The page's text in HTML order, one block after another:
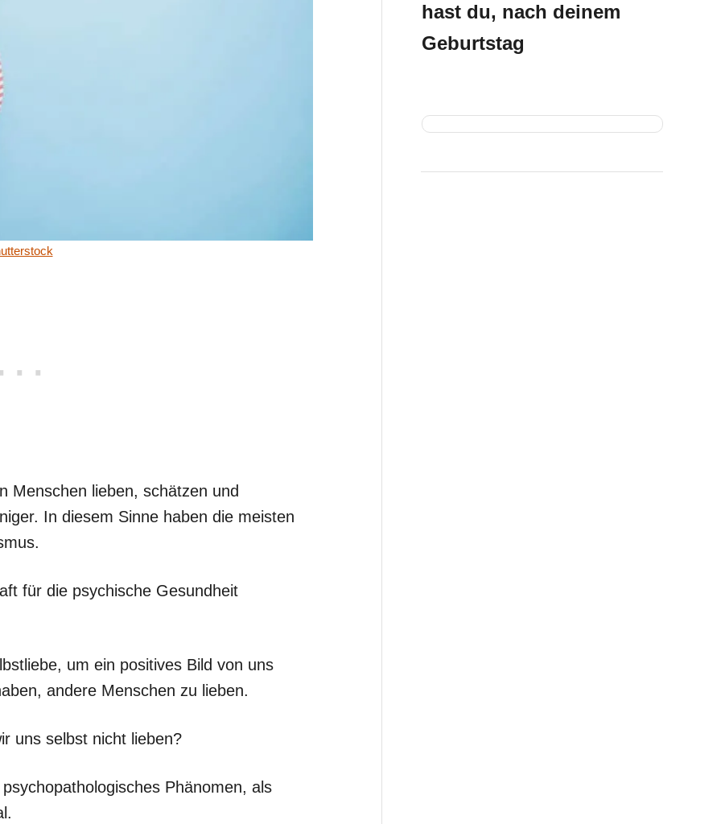
Menschen lieben, schätzen und
In diesem Sinne haben die meisten
für die psychische Gesundheit
um ein positives Bild von uns
andere Menschen zu lieben.
uns selbst nicht lieben?
Phänomen, als
hast du, nach deinem
Geburtstag